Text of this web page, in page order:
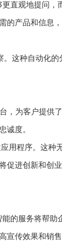
直观地提问，
的产品和信息，
这种自动化的
，为客户提供
诚度。
用程序。这种
促进创新和创
的服务将帮助
宣传效果和销售